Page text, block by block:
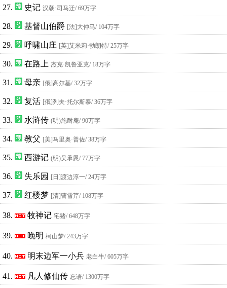
27. 史记 汉朝·司马迁/ 69万字
28. 基督山伯爵 [法]大仲马/ 104万字
29. 呼啸山庄 [英]艾米莉·勃朗特/ 25万字
30. 在路上 杰克·凯鲁亚克/ 18万字
31. 母亲 [俄]高尔基/ 32万字
32. 复活 [俄]列夫·托尔斯泰/ 36万字
33. 水浒传 (明)施耐庵/ 90万字
34. 教父 [美]马里奥·普佐/ 38万字
35. 西游记 (明)吴承恩/ 77万字
36. 失乐园 [日]渡边淳一/ 24万字
37. 红楼梦 [清]曹雪芹/ 108万字
38. 牧神记 宅猪/ 648万字
39. 晚明 柯山梦/ 243万字
40. 明末边军一小兵 老白牛/ 605万字
41. 凡人修仙传 忘语/ 1300万字